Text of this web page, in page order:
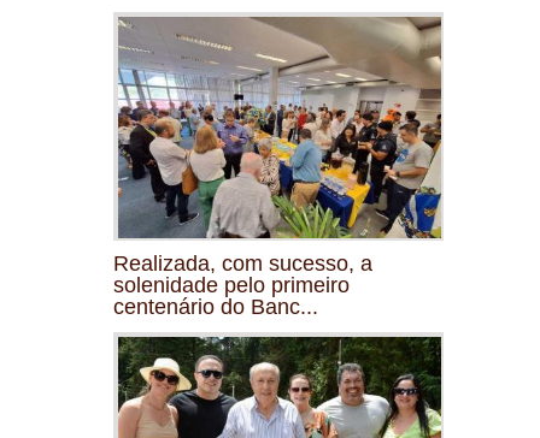
Realizada, com sucesso, a
solenidade pelo primeiro
centenário do Banc...